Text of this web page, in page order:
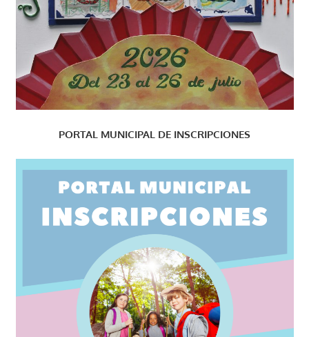
PORTAL MUNICIPAL DE INSCRIPCIONES